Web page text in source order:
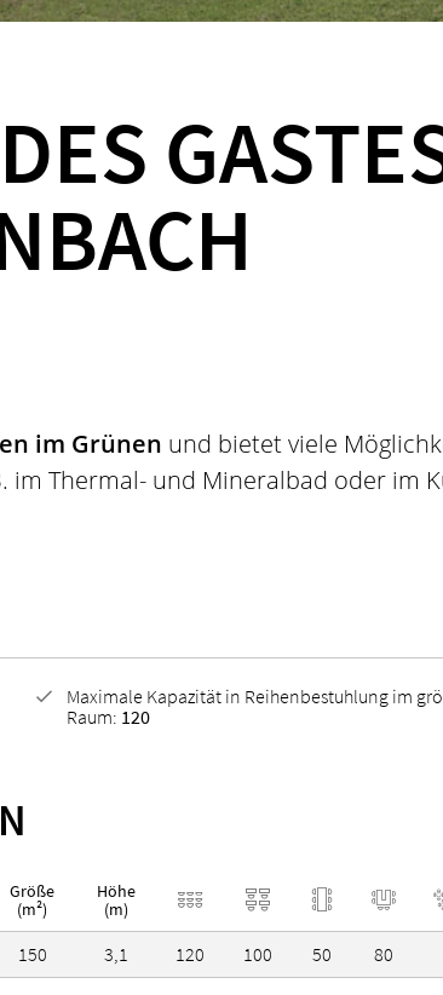
im Grünen und bietet viele
im Thermal- und Mineralbad oder im
Maximale Kapazität in Reihenbestuhlung im
Raum: 120
Größe
(m²)
Höhe
(m)
150 3,1 120 100 50 80